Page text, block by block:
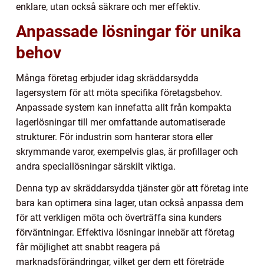
enklare, utan också säkrare och mer effektiv.
Anpassade lösningar för unika
behov
Många företag erbjuder idag skräddarsydda
lagersystem för att möta specifika företagsbehov.
Anpassade system kan innefatta allt från kompakta
lagerlösningar till mer omfattande automatiserade
strukturer. För industrin som hanterar stora eller
skrymmande varor, exempelvis glas, är profillager och
andra speciallösningar särskilt viktiga.
Denna typ av skräddarsydda tjänster gör att företag inte
bara kan optimera sina lager, utan också anpassa dem
för att verkligen möta och överträffa sina kunders
förväntningar. Effektiva lösningar innebär att företag
får möjlighet att snabbt reagera på
marknadsförändringar, vilket ger dem ett företräde